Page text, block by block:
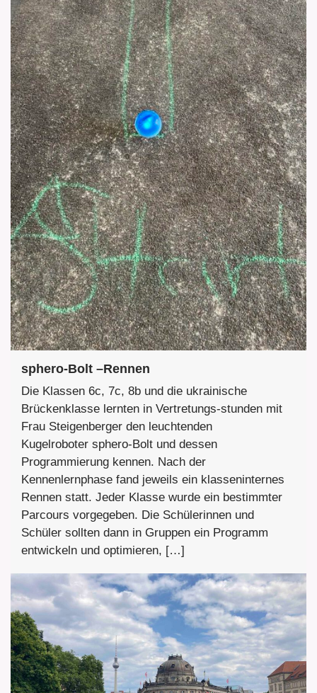
sphero-Bolt –Rennen
Die Klassen 6c, 7c, 8b und die ukrainische
Brückenklasse lernten in Vertretungs-stunden mit
Frau Steigenberger den leuchtenden
Kugelroboter sphero-Bolt und dessen
Programmierung kennen. Nach der
Kennenlernphase fand jeweils ein klasseninternes
Rennen statt. Jeder Klasse wurde ein bestimmter
Parcours vorgegeben. Die Schülerinnen und
Schüler sollten dann in Gruppen ein Programm
entwickeln und optimieren, […]